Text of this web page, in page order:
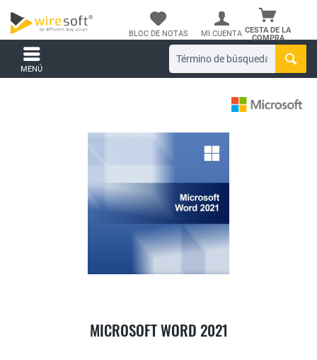
CESTA DE LA
COMPRA
BLOC DE NOTAS MI CUENTA
MENÚ
MICROSOFT WORD 2021